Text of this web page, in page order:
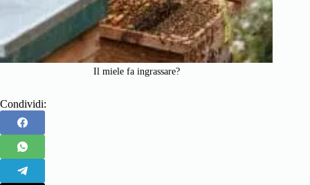
Il miele fa ingrassare?
Condividi: